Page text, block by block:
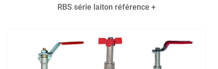
RBS série laiton référence +